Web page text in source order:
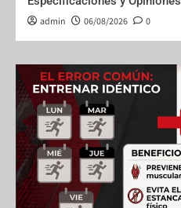
admin 06/08/2026 0